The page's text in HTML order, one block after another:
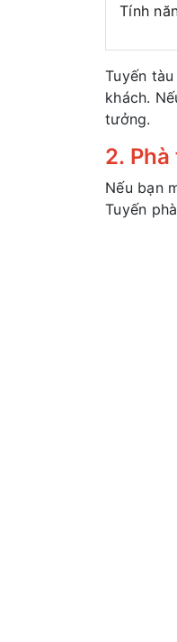
Tính
Tuyến
khách.
tưởng.
2.
Nếu bạn
Tuyến